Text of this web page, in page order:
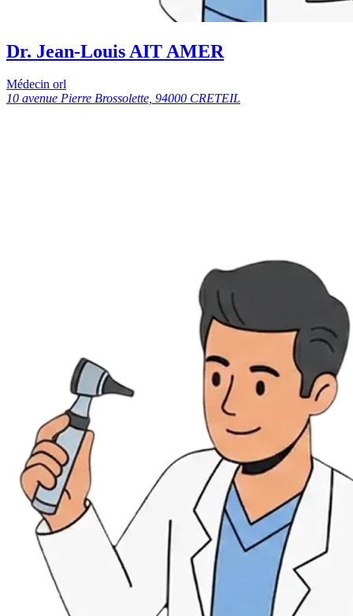
Dr. Jean-Louis AIT AMER
Médecin orl
10 avenue Pierre Brossolette, 94000 CRETEIL